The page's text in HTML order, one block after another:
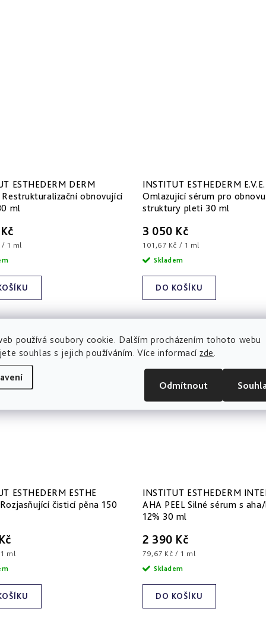
používá soubory cookie. Dalším procházením tohoto webu
souhlas s jejich používáním. Více informacízde
Odmítnout
ESTHEDERM DERM
Restrukturalizační obnovující
ml
1 ml
INSTITUT ESTHEDERM E.V.E.
Omlazující sérum pro obnovu
struktury pleti 30 ml
3 050 Kč
Měrná
cena:
101,67 Kč / 1 ml
DO KOŠÍKU
Skladem
ESTHEDERM ESTHE
čisticí pěna 150
ml
INSTITUT ESTHEDERM
AHA PEEL Silné sérum s
12% 30 ml
2 390 Kč
Měrná
cena:
79,67 Kč / 1 ml
DO KOŠÍKU
Skladem